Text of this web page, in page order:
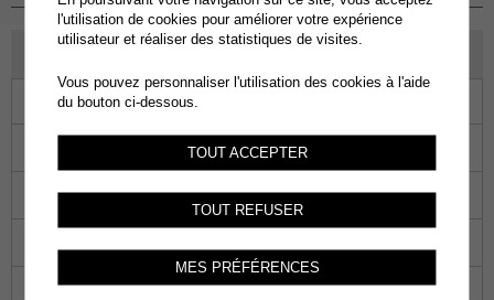
JUILLET 2023
Ma Me
28 29 30
04 05 06 07 08
18 19 20 21 22
l'utilisation de cookies pour améliorer votre expérience
utilisateur et réaliser des statistiques de visites.
Vous pouvez personnaliser l'utilisation des cookies à l'aide
du bouton ci-dessous.
TOUT ACCEPTER
TOUT REFUSER
MES PRÉFÉRENCES